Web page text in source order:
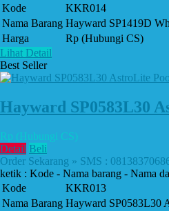
Kode
KKR014
Nama Barang Hayward SP1419D
Harga
Rp (Hubungi CS)
Lihat Detail
Best Seller
Hayward SP0583L30
Rp (Hubungi CS)
Detail Beli
Order Sekarang » SMS :
ketik : Kode - Nama barang - Nama
Kode
KKR013
Nama Barang Hayward SP0583L30